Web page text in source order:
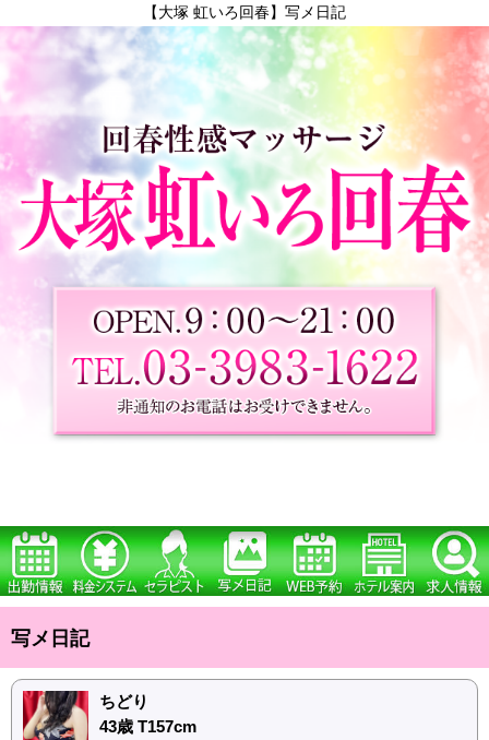
【大塚 虹いろ回春】写メ日記
写メ日記
ちどり
43歳 T157cm